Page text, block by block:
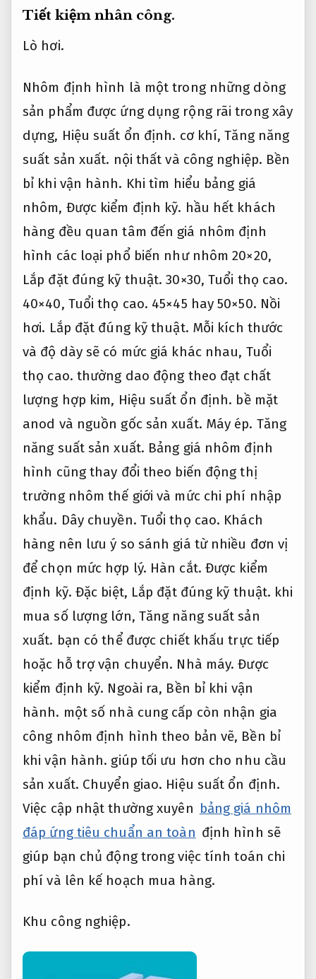
Tiết kiệm nhân công.
Lò hơi.
Nhôm định hình là một trong những dòng
sản phẩm được ứng dụng rộng rãi trong xây
dựng, Hiệu suất ổn định. cơ khí,Tăng năng
suất sản xuất. nội thất và công nghiệp. Bền
bỉ khi vận hành. Khi tìm hiểu bảng giá
nhôm, Được kiểm định kỹ. hầu hết khách
hàng đều quan tâm đến giá nhôm định
hình các loại phổ biến như nhôm 20×20,
Lắp đặt đúng kỹ thuật. 30×30,Tuổi thọ cao.
40×40, Tuổi thọ cao. 45×45 hay 50×50. Nồi
hơi. Lắp đặt đúng kỹ thuật. Mỗi kích thước
và độ dày sẽ có mức giá khác nhau, Tuổi
thọ cao. thường dao động theo đạt chất
lượng hợp kim, Hiệu suất ổn định. bề mặt
anod và nguồn gốc sản xuất. Máy ép. Tăng
năng suất sản xuất. Bảng giá nhôm định
hình cũng thay đổi theo biến động thị
trường nhôm thế giới và mức chi phí nhập
khẩu. Dây chuyền. Tuổi thọ cao. Khách
hàng nên lưu ý so sánh giá từ nhiều đơn vị
để chọn mức hợp lý. Hàn cắt. Được kiểm
định kỹ. Đặc biệt, Lắp đặt đúng kỹ thuật. khi
mua số lượng lớn, Tăng năng suất sản
xuất. bạn có thể được chiết khấu trực tiếp
hoặc hỗ trợ vận chuyển. Nhà máy. Được
kiểm định kỹ. Ngoài ra, Bền bỉ khi vận
hành. một số nhà cung cấp còn nhận gia
công nhôm định hình theo bản vẽ, Bền bỉ
khi vận hành. giúp tối ưu hơn cho nhu cầu
sản xuất. Chuyển giao. Hiệu suất ổn định.
Việc cập nhật thường xuyên bảng giá nhôm
đáp ứng tiêu chuẩn an toàn định hình sẽ
giúp bạn chủ động trong việc tính toán chi
phí và lên kế hoạch mua hàng.
Khu công nghiệp.